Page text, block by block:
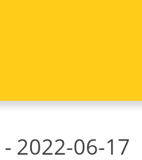
- 2022-06-17